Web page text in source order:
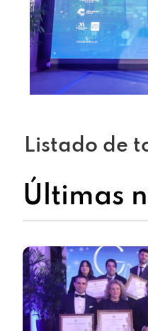
Listado de
Últimas